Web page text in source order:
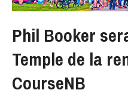
Phil Booker
Temple de la
CourseNB